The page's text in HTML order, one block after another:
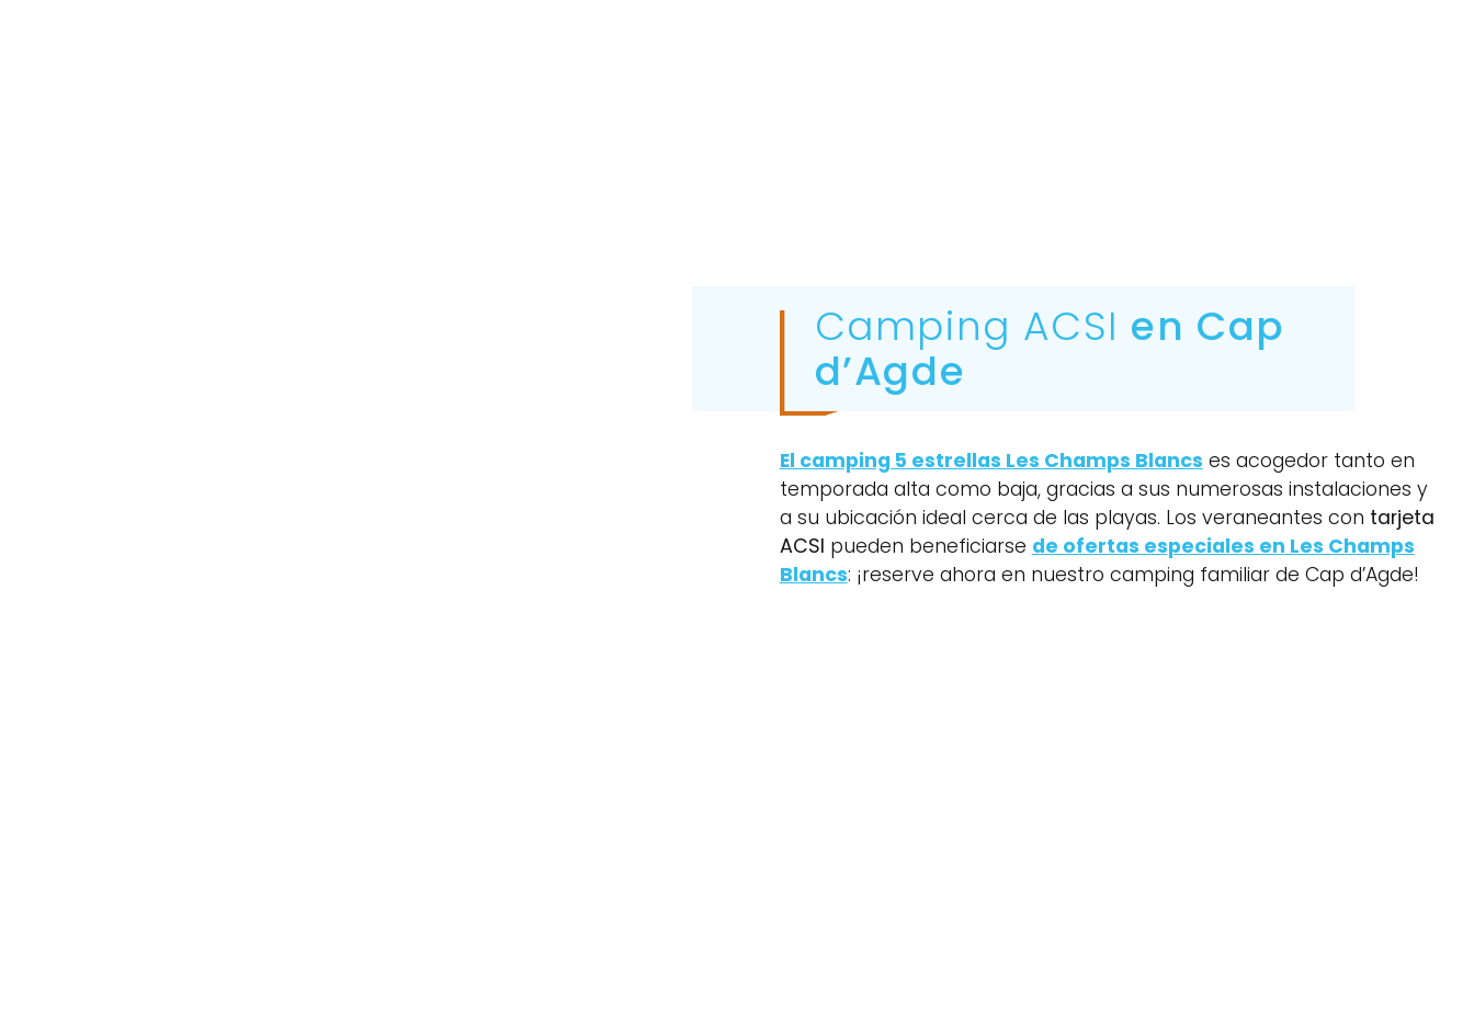
Camping ACSI en Cap
d’Agde
El camping 5 estrellas Les Champs Blancs es acogedor tanto en
temporada alta como baja, gracias a sus numerosas instalaciones y
a su ubicación ideal cerca de las playas. Los veraneantes con tarjeta
ACSI pueden beneficiarse de ofertas especiales en Les Champs
Blancs: ¡reserve ahora en nuestro camping familiar de Cap d’Agde!